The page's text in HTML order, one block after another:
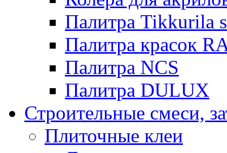
Палитра Tikkurila
Палитра красок
Палитра NCS
Палитра DULUX
Строительные смеси,
Плиточные клеи